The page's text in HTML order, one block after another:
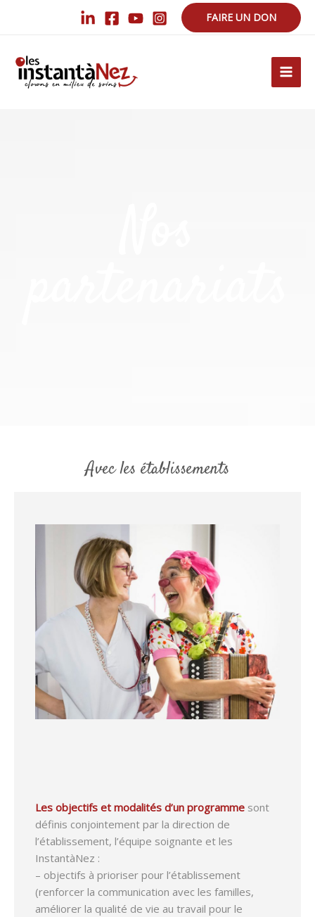
FAIRE UN DON
Avec les établissements
Les objectifs et modalités d’un programme sont
définis conjointement par la direction de
l’établissement, l’équipe soignante et les
InstantàNez :
– objectifs à prioriser pour l’établissement
(renforcer la communication avec les familles,
améliorer la qualité de vie au travail pour le